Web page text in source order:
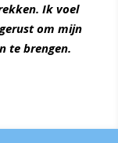
Ik voel
om mijn
te brengen.